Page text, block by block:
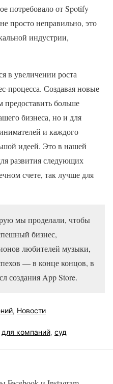
потребовало от Spotify
просто неправильно, это
индустрии,
в увеличении роста
процесса. Создавая новые
больше
бизнеса, но и для
и каждого
идеей. Это в нашей
развития следующих
счете, так лучше для
мы проделали, чтобы
бизнес,
любителей музыки,
— в конце концов, в
создания App Store.
, Новости
для компаний, суд